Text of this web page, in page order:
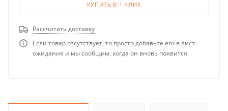
КУПИТЬ В 1 КЛИК
Рассчитать доставку
Если товар отсутствует, то просто добавьте его в лист
ожидания и мы сообщим, когда он вновь появится